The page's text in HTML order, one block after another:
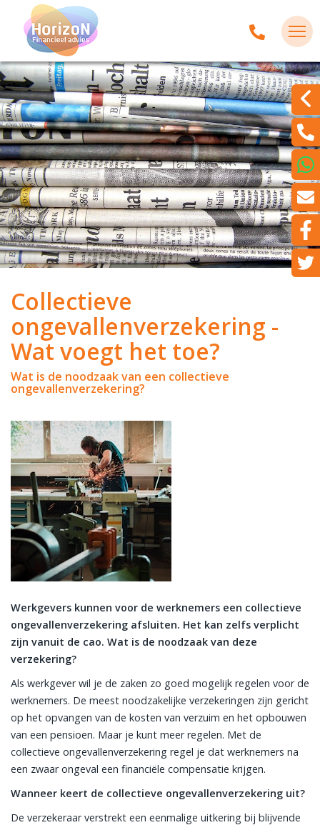
Collectieve
ongevallenverzekering -
Wat voegt het toe?
Wat is de noodzaak van een collectieve
ongevallenverzekering?
Werkgevers kunnen voor de werknemers een collectieve
ongevallenverzekering afsluiten. Het kan zelfs verplicht
zijn vanuit de cao. Wat is de noodzaak van deze
verzekering?
Als werkgever wil je de zaken zo goed mogelijk regelen voor de
werknemers. De meest noodzakelijke verzekeringen zijn gericht
op het opvangen van de kosten van verzuim en het opbouwen
van een pensioen. Maar je kunt meer regelen. Met de
collectieve ongevallenverzekering regel je dat werknemers na
een zwaar ongeval een financiële compensatie krijgen.
Wanneer keert de collectieve ongevallenverzekering uit?
De verzekeraar verstrekt een eenmalige uitkering bij blijvende